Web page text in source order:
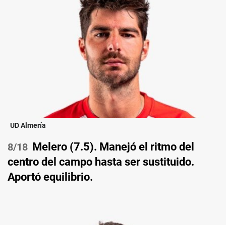
UD Almería
/18 Melero (7.5). Manejó el ritmo del
centro del campo hasta ser sustituido.
Aportó equilibrio.